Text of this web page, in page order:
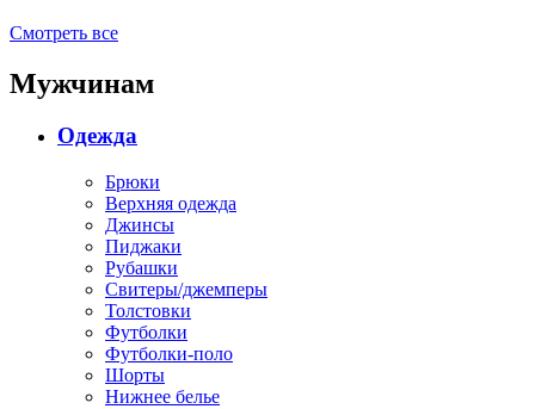
Смотреть все
Мужчинам
Одежда
Брюки
Верхняя одежда
Джинсы
Пиджаки
Рубашки
Свитеры/джемперы
Толстовки
Футболки
Футболки-поло
Шорты
Нижнее белье